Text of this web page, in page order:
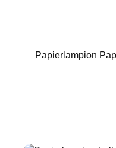
Papierlampion